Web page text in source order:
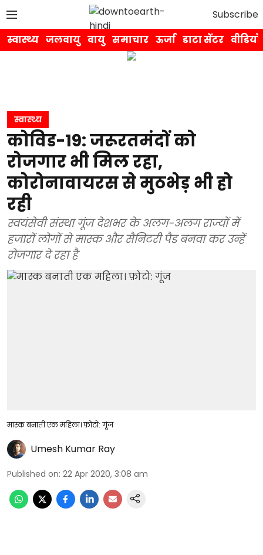
Subscribe
स्वास्थ्य जलवायु वायु समाचार ऊर्जा डाटा सेंटर वीडियो
स्वास्थ्य
कोविड-19: जरूरतमंदों को
रोजगार भी मिल रहा,
कोरोनावायरस से मुठभेड़ भी हो
रही
स्वयंसेवी संस्था गूंज देशभर के अलग-अलग राज्यों में
हजारों लोगों से मास्क और सैनिटरी पैड बनवा कर उन्हें
रोजगार दे रहा है
मास्क बनाती एक महिला। फ़ोटो: गूंज
Umesh Kumar Ray
Published on: 22 Apr 2020, 3:08 am